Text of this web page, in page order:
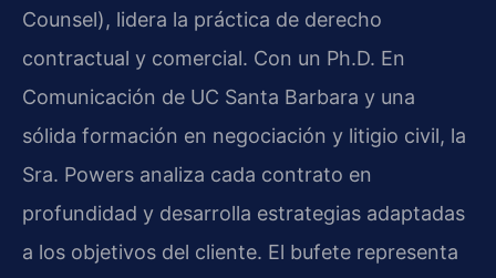
Counsel), lidera la práctica de derecho
contractual y comercial. Con un Ph.D. En
Comunicación de UC Santa Barbara y una
sólida formación en negociación y litigio civil, la
Sra. Powers analiza cada contrato en
profundidad y desarrolla estrategias adaptadas
a los objetivos del cliente. El bufete representa